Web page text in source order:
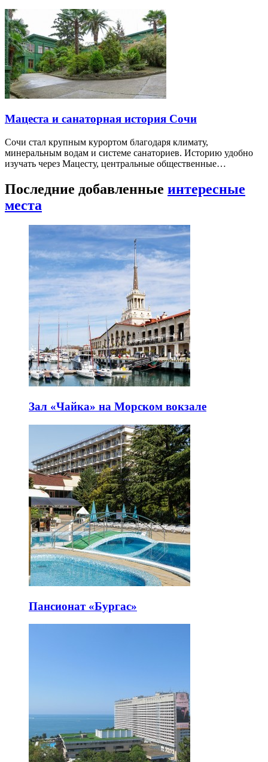
Мацеста и санаторная история Сочи
Сочи стал крупным курортом благодаря климату,
минеральным водам и системе санаториев. Историю удобно
изучать через Мацесту, центральные общественные…
Последние добавленные интересные
места
Зал «Чайка» на Морском вокзале
Пансионат «Бургас»